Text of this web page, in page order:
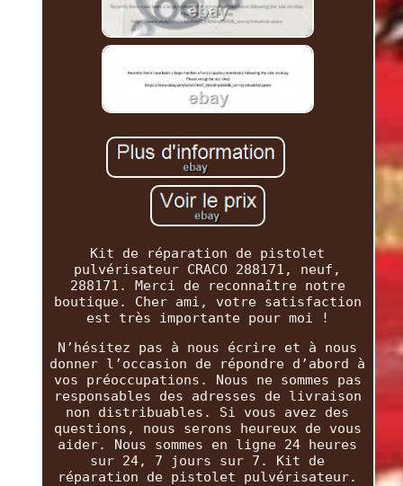
Kit de réparation de pistolet
pulvérisateur CRACO 288171, neuf,
288171. Merci de reconnaître notre
boutique. Cher ami, votre satisfaction
est très importante pour moi !
N’hésitez pas à nous écrire et à nous
donner l’occasion de répondre d’abord à
vos préoccupations. Nous ne sommes pas
responsables des adresses de livraison
non distribuables. Si vous avez des
questions, nous serons heureux de vous
aider. Nous sommes en ligne 24 heures
sur 24, 7 jours sur 7. Kit de
réparation de pistolet pulvérisateur.